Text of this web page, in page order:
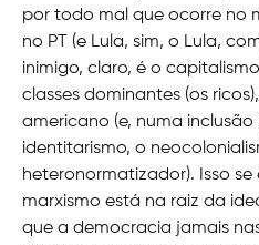
por todo mal que ocorre no
no PT (e Lula, sim, o Lula,
inimigo, claro, é o
classes dominantes (os
americano (e, numa
identitarismo, o
heteronormatizador). Isso
marxismo está na raiz da
que a democracia jamais